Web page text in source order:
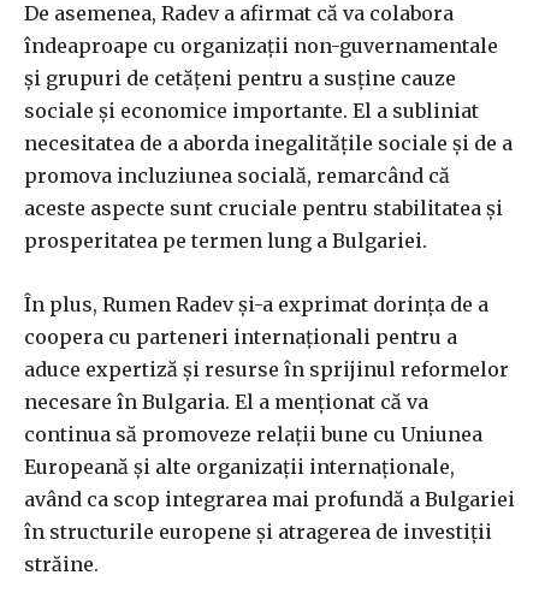
De asemenea, Radev a afirmat că va colabora
îndeaproape cu organizații non-guvernamentale
și grupuri de cetățeni pentru a susține cauze
sociale și economice importante. El a subliniat
necesitatea de a aborda inegalitățile sociale și de a
promova incluziunea socială, remarcând că
aceste aspecte sunt cruciale pentru stabilitatea și
prosperitatea pe termen lung a Bulgariei.
În plus, Rumen Radev și-a exprimat dorința de a
coopera cu parteneri internaționali pentru a
aduce expertiză și resurse în sprijinul reformelor
necesare în Bulgaria. El a menționat că va
continua să promoveze relații bune cu Uniunea
Europeană și alte organizații internaționale,
având ca scop integrarea mai profundă a Bulgariei
în structurile europene și atragerea de investiții
străine.